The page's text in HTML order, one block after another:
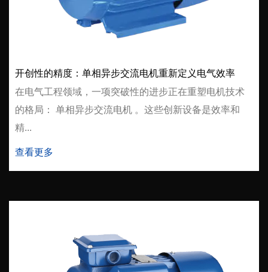
开创性的精度：单相异步交流电机重新定义电气效率
在电气工程领域，一项突破性的进步正在重塑电机技术
的格局： 单相异步交流电机 。这些创新设备是效率和
精...
查看更多